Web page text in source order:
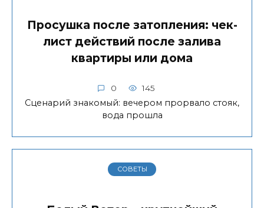
Просушка после затопления: чек-
лист действий после залива
квартиры или дома
0 145
Сценарий знакомый: вечером прорвало стояк,
вода прошла
СОВЕТЫ